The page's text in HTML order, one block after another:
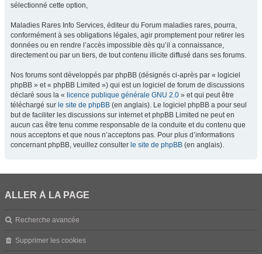
sélectionné cette option,
Maladies Rares Info Services, éditeur du Forum maladies rares, pourra,
conformément à ses obligations légales, agir promptement pour retirer les
données ou en rendre l’accès impossible dès qu’il a connaissance,
directement ou par un tiers, de tout contenu illicite diffusé dans ses forums.
Nos forums sont développés par phpBB (désignés ci-après par « logiciel
phpBB » et « phpBB Limited ») qui est un logiciel de forum de discussions
déclaré sous la « licence publique générale GNU 2.0 » et qui peut être
téléchargé sur le site de phpBB (en anglais). Le logiciel phpBB a pour seul
but de faciliter les discussions sur internet et phpBB Limited ne peut en
aucun cas être tenu comme responsable de la conduite et du contenu que
nous acceptons et que nous n’acceptons pas. Pour plus d’informations
concernant phpBB, veuillez consulter le site de phpBB (en anglais).
ALLER À LA PAGE
Recherche avancée
Supprimer les cookies